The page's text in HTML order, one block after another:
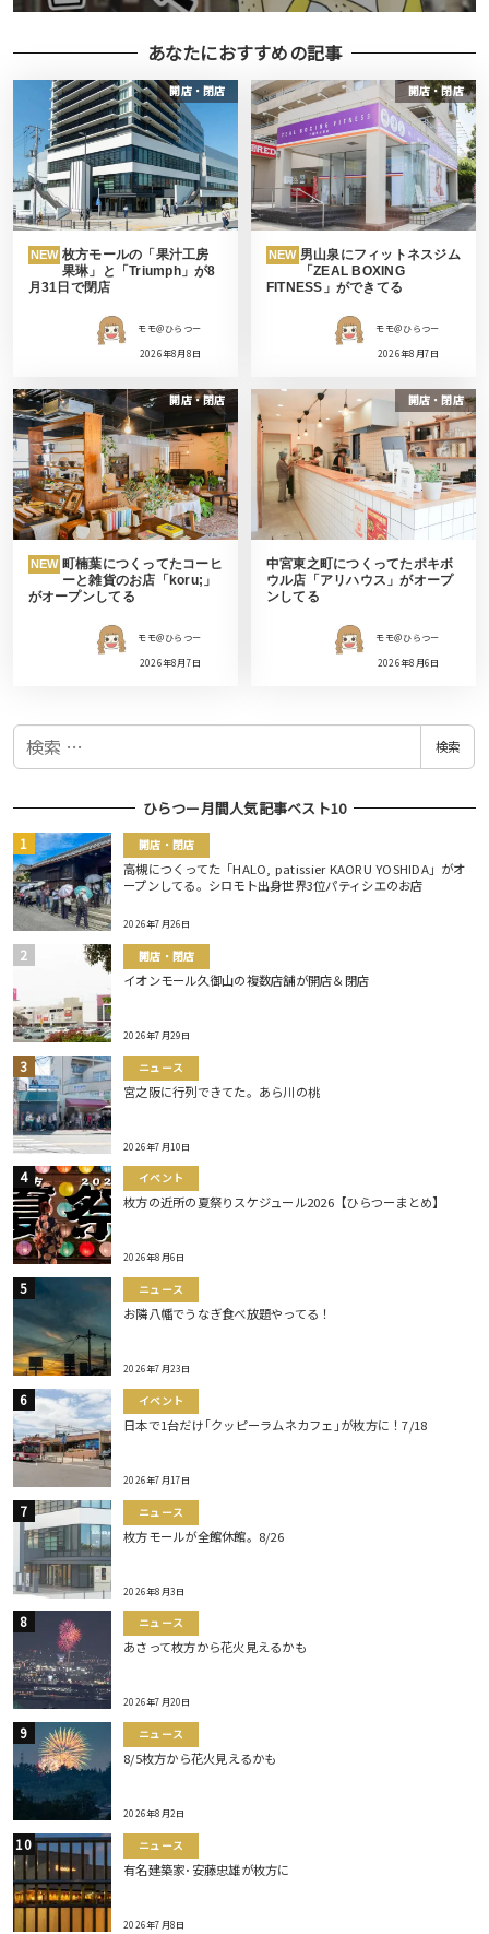
あなたにおすすめの記事
開店・閉店
NEW 枚方モールの「果汁工房
果琳」と「Triumph」が8
月31日で閉店
モモ＠ひらつー
2026年8月8日
開店・閉店
NEW 男山泉にフィットネスジム
「ZEAL BOXING
FITNESS」ができてる
モモ＠ひらつー
2026年8月7日
開店・閉店
NEW 町楠葉につくってたコーヒ
ーと雑貨のお店「koru;」
がオープンしてる
モモ＠ひらつー
2026年8月7日
開店・閉店
中宮東之町につくってたポキボ
ウル店「アリハウス」がオープ
ンしてる
モモ＠ひらつー
2026年8月6日
検
検索
ひらつー月間人気記事ベスト10
開店・閉店
高槻につくってた「HALO, patissier KAORU YOSHIDA」がオ
ープンしてる。シロモト出身世界3位パティシエのお店
2026年7月26日
開店・閉店
イオンモール久御山の複数店舗が開店＆閉店
2026年7月29日
ニュース
宮之阪に行列できてた。あら川の桃
2026年7月10日
イベント
枚方の近所の夏祭りスケジュール2026【ひらつーまとめ】
2026年8月6日
ニュース
お隣八幡でうなぎ食べ放題やってる！
2026年7月23日
イベント
日本で1台だけ｢クッピーラムネカフェ｣が枚方に！7/18
2026年7月17日
ニュース
枚方モールが全館休館。8/26
2026年8月3日
ニュース
あさって枚方から花火見えるかも
2026年7月20日
ニュース
8/5枚方から花火見えるかも
2026年8月2日
ニュース
有名建築家･安藤忠雄が枚方に
2026年7月8日